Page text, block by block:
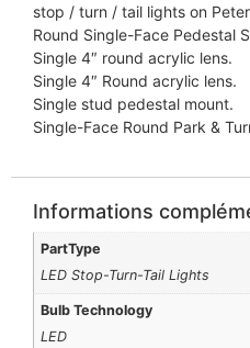
stop / turn / tail lights on
Round Single-Face Pedestal
Single 4″ round acrylic lens.
Single 4″ Round acrylic lens.
Single stud pedestal mount.
Single-Face Round Park &
Informations
PartType
LED Stop-Turn-Tail Lights
Bulb Technology
LED